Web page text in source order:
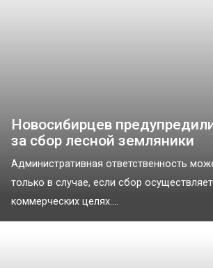
Новосибирцев
за сбор лесной земляники
Административная ответственность
только в случае, если сбор
коммерческих целях....